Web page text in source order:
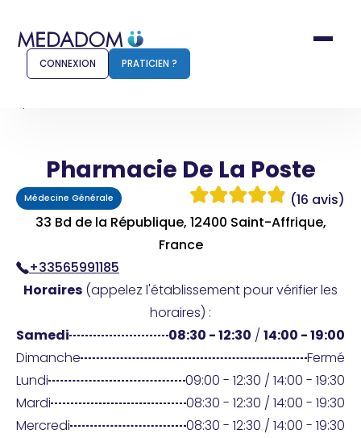
Comment ça marche ?
Pour les patients
Connexion
Praticien ?
CONNEXION PRATICIEN ?
Pharmacie De La Poste
Médecine Générale
(16 avis)
33 Bd de la République, 12400 Saint-Affrique,
France
+33565991185
Horaires (appelez l'établissement pour vérifier les
horaires) :
Samedi
08:30 - 12:30 / 14:00 - 19:00
Dimanche
Fermé
Lundi
09:00 - 12:30 / 14:00 - 19:30
Mardi
08:30 - 12:30 / 14:00 - 19:30
Mercredi
08:30 - 12:30 / 14:00 - 19:30